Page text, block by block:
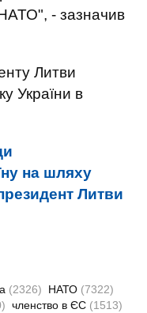
- зазначив
Литви
України в
на шляху
Литви
(2326) НАТО (7322)
членство в ЄС (1513)